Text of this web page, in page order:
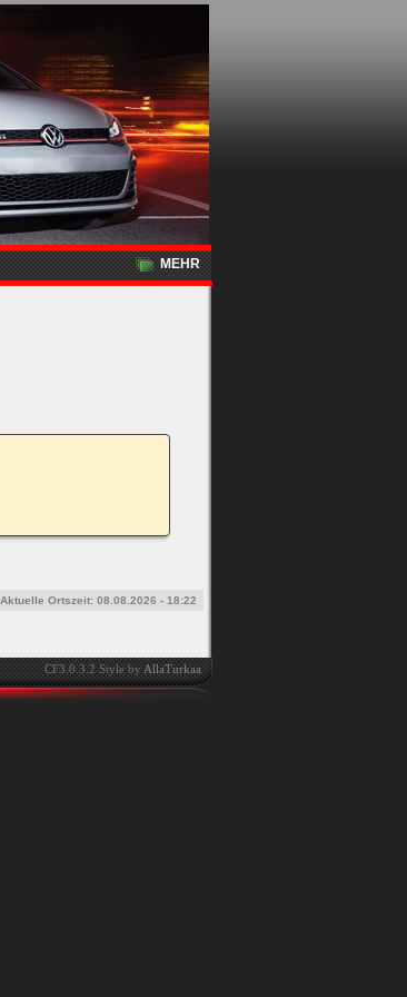
MEHR
Aktuelle Ortszeit: 08.08.2026 - 18:22
CF3.0.3.2 Style byAllaTurkaa